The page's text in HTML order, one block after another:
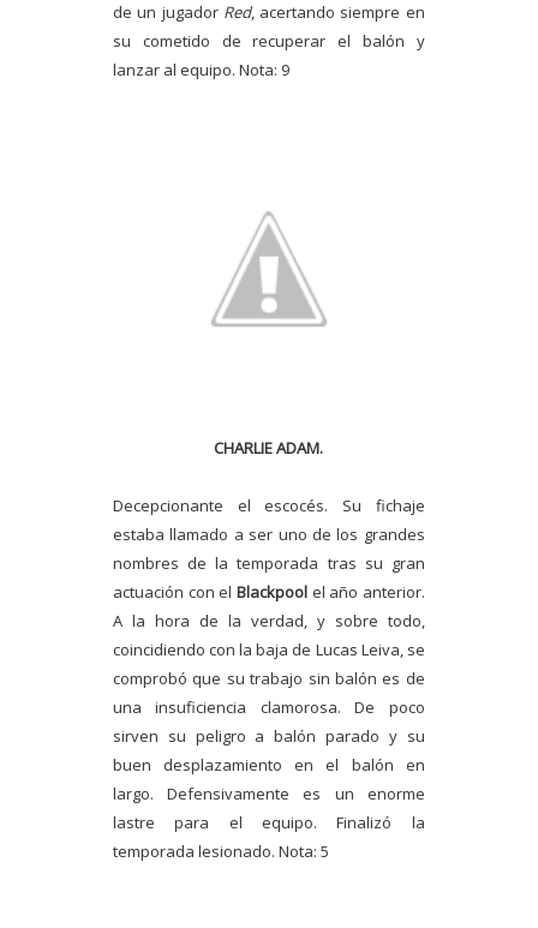
de un jugador Red, acertando siempre en
su cometido de recuperar el balón y
lanzar al equipo. Nota: 9
CHARLIE ADAM.
Decepcionante el escocés. Su fichaje
estaba llamado a ser uno de los grandes
nombres de la temporada tras su gran
actuación con el Blackpoolel año anterior.
A la hora de la verdad, y sobre todo,
coincidiendo con la baja de Lucas Leiva, se
comprobó que su trabajo sin balón es de
una insuficiencia clamorosa. De poco
sirven su peligro a balón parado y su
buen desplazamiento en el balón en
largo. Defensivamente es un enorme
lastre para el equipo. Finalizó la
temporada lesionado. Nota: 5